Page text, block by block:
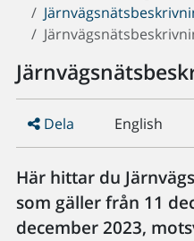
är
här:
Dela English
Här hittar du
som gäller från 11
december 2023,